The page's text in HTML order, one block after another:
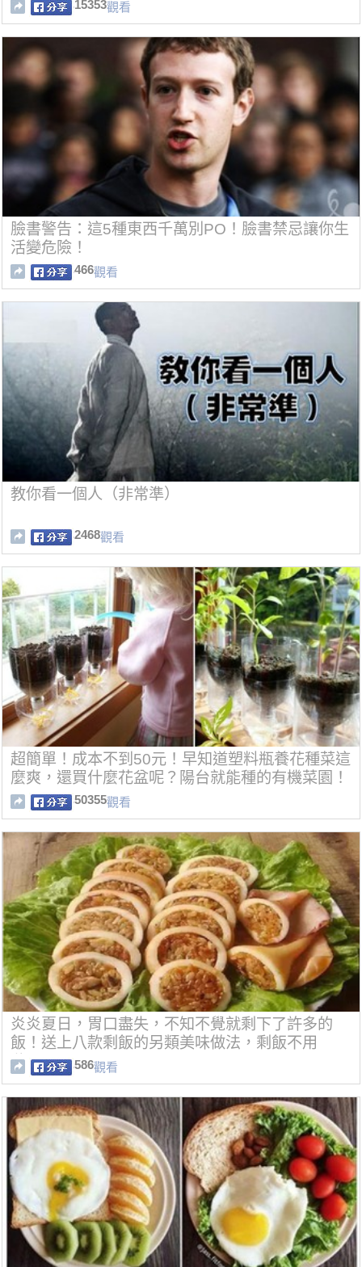
15353觀看
臉書警告：這5種東西千萬別PO！臉書禁忌讓你生
活變危險！
466觀看
教你看一個人（非常準）
2468觀看
超簡單！成本不到50元！早知道塑料瓶養花種菜這
麼爽，還買什麼花盆呢？陽台就能種的有機菜園！
50355觀看
炎炎夏日，胃口盡失，不知不覺就剩下了許多的
飯！送上八款剩飯的另類美味做法，剩飯不用
愁！！！586觀看